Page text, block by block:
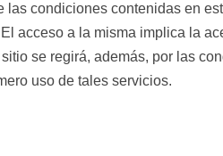
condiciones contenidas en
El acceso a la misma implica la
se regirá, además, por las
uso de tales servicios.